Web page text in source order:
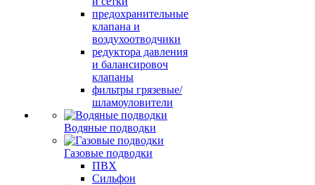
предохранительные
клапана и
воздухоотводчики
редуктора давления
и балансировоч
клапаны
фильтры грязевые/
шламоуловители
Водяные подводки
Газовые подводки
ПВХ
Сильфон